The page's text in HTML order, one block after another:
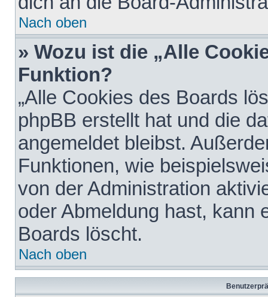
Nach oben
» Wozu ist die „Alle
Funktion?
„Alle Cookies des Boards
phpBB erstellt hat und die
angemeldet bleibst.
Funktionen, wie
von der Administration
oder Abmeldung hast, kann
Boards löscht.
Nach oben